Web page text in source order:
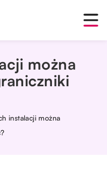
można
instalacji można